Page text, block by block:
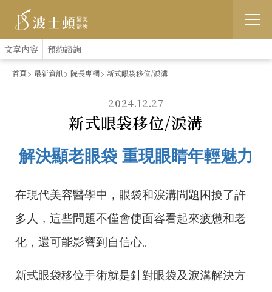
跳
:::
文章內容 預約諮詢
首頁 最新資訊 院長專欄 新式眼袋移位/淚溝
2024.12.27
新式眼袋移位/淚溝
解決顯老眼袋 重現眼睛年輕魅力
在現代美容醫學中，眼袋和淚溝問題困擾了許
多人，這些問題不僅會使面容看起來疲憊和老
化，還可能影響到自信心。
新式眼袋移位手術就是針對眼袋及淚溝解決方